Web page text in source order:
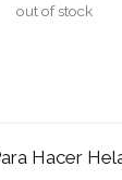
out of stock
Hacer